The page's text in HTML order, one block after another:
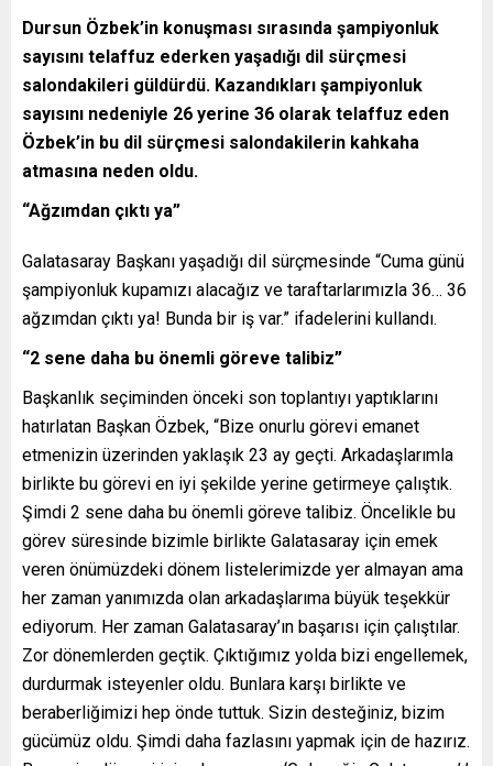
Dursun Özbek’in konuşması sırasında şampiyonluk
sayısını telaffuz ederken yaşadığı dil sürçmesi
salondakileri güldürdü. Kazandıkları şampiyonluk
sayısını nedeniyle 26 yerine 36 olarak telaffuz eden
Özbek’in bu dil sürçmesi salondakilerin kahkaha
atmasına neden oldu.
“Ağzımdan çıktı ya”
Galatasaray Başkanı yaşadığı dil sürçmesinde “Cuma günü
şampiyonluk kupamızı alacağız ve taraftarlarımızla 36… 36
ağzımdan çıktı ya! Bunda bir iş var.” ifadelerini kullandı.
“2 sene daha bu önemli göreve talibiz”
Başkanlık seçiminden önceki son toplantıyı yaptıklarını
hatırlatan Başkan Özbek, “Bize onurlu görevi emanet
etmenizin üzerinden yaklaşık 23 ay geçti. Arkadaşlarımla
birlikte bu görevi en iyi şekilde yerine getirmeye çalıştık.
Şimdi 2 sene daha bu önemli göreve talibiz. Öncelikle bu
görev süresinde bizimle birlikte Galatasaray için emek
veren önümüzdeki dönem listelerimizde yer almayan ama
her zaman yanımızda olan arkadaşlarıma büyük teşekkür
ediyorum. Her zaman Galatasaray’ın başarısı için çalıştılar.
Zor dönemlerden geçtik. Çıktığımız yolda bizi engellemek,
durdurmak isteyenler oldu. Bunlara karşı birlikte ve
beraberliğimizi hep önde tuttuk. Sizin desteğiniz, bizim
gücümüz oldu. Şimdi daha fazlasını yapmak için de hazırız.